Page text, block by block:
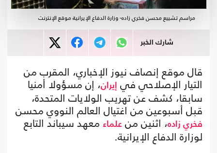
مراسم تشييع محسن فخري زاده- وزارة الدفاع الإيرانية موقع الإنترنت
شارك الخبر
قال موقع إنصاف نيوز الإخباري، المقرب من
التيار الإصلاحي في إيران، إن مسؤولا أمنيا
سابقا، كشف عن تهريب الولايات المتحدة،
قبل أسبوعين من اغتيال العالم النووي محسن
فخري زاده، اثنين من علماء معهد سيباند التابع
لوزارة الدفاع الإيرانية.